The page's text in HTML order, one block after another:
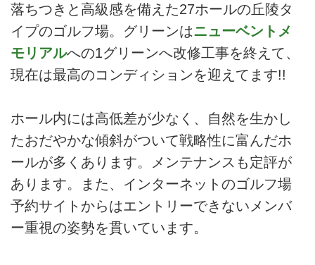
落ちつきと高級感を備えた27ホールの丘陵タ
イプのゴルフ場。グリーンはニューベントメ
モリアルへの1グリーンへ改修工事を終えて、
現在は最高のコンディションを迎えてます!!
ホール内には高低差が少なく、自然を生かし
たおだやかな傾斜がついて戦略性に富んだホ
ールが多くあります。メンテナンスも定評が
あります。また、インターネットのゴルフ場
予約サイトからはエントリーできないメンバ
ー重視の姿勢を貫いています。